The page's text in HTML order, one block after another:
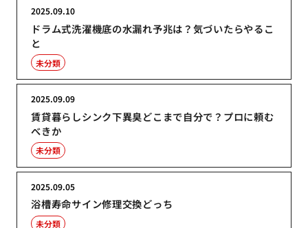
ドラム式洗濯機底の水漏れ予兆は？気づいたらやるこ
と
2025.09.10
未分類
賃貸暮らしシンク下異臭どこまで自分で？プロに頼む
べきか
2025.09.09
未分類
浴槽寿命サイン修理交換どっち
2025.09.05
未分類